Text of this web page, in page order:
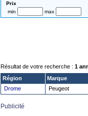
Prix
min
max
Résultat de votre recherche : 1
Région
Marque
Drome
Peugeot
Publicité